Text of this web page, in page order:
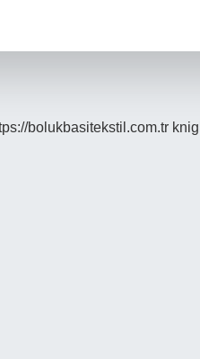
bolukbasitekstil.com.tr